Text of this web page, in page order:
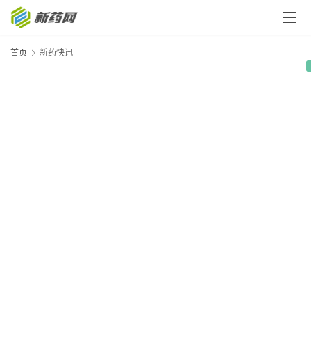
首页 新药快讯